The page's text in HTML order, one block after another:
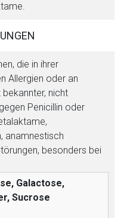
die in ihrer
Allergien oder an
nicht
Penicillin oder
anamnestisch
besonders bei
Galactose,
Sucrose